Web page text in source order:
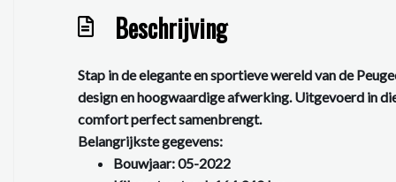
Beschrijving
Stap in de elegante en sportieve wereld van de
design en hoogwaardige afwerking. Uitgevoerd in
comfort perfect samenbrengt.
Belangrijkste gegevens:
Bouwjaar:05-2022